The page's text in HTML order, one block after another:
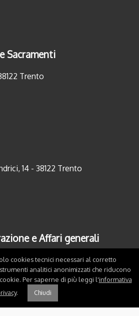
Sacramenti
Trento
14 - 38122 Trento
e Affari generali
Trento
cookies tecnici necessari al corretto
analitici anonimizzati che riducono
Per saperne di più leggi l'informativa
. Chiudi